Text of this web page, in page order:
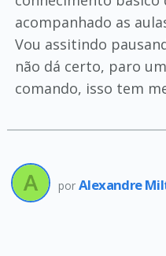
acompanhado as
Vou assitindo
não dá certo, paro
comando, isso tem
por Alexandre